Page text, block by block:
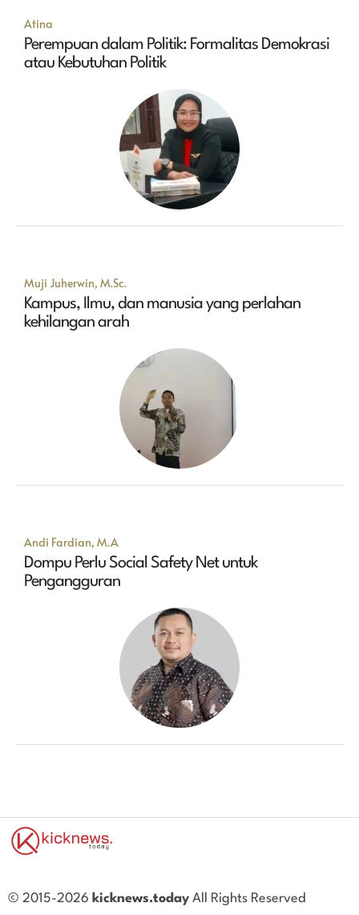
Atina
Perempuan dalam Politik: Formalitas Demokrasi
atau Kebutuhan Politik
Muji Juherwin, M.Sc.
Kampus, Ilmu, dan manusia yang perlahan
kehilangan arah
Andi Fardian, M.A
Dompu Perlu Social Safety Net untuk
Pengangguran
© 2015-2026 kicknews.today All Rights Reserved